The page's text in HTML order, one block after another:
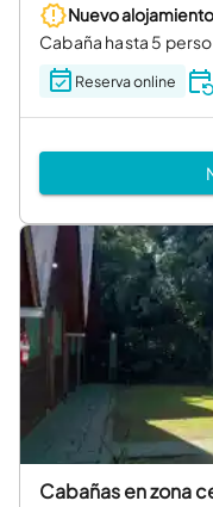
Nuevo alojamiento
Cabaña hasta 5
Reserva online
Cabañas en zona